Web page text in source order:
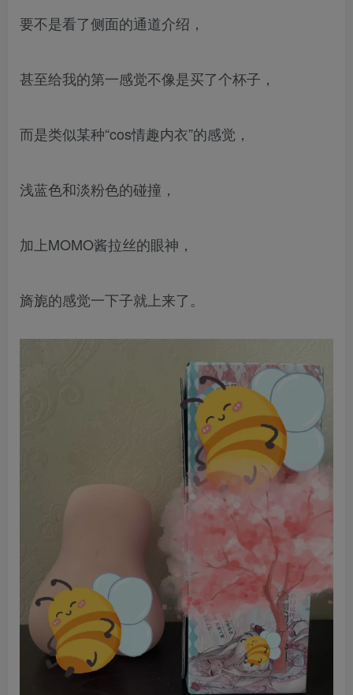
要不是看了侧面的通道介绍，
甚至给我的第一感觉不像是买了个杯子，
而是类似某种“cos情趣内衣”的感觉，
浅蓝色和淡粉色的碰撞，
加上MOMO酱拉丝的眼神，
旖旎的感觉一下子就上来了。